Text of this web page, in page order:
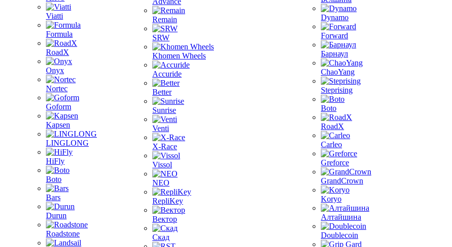
Viatti
Formula
RoadX
Onyx
Nortec
Goform
Kapsen
LINGLONG
HiFly
Boto
Bars
Durun
Roadstone
Remain
SRW
Khomen Wheels
Accuride
Better
Sunrise
Venti
X-Race
Vissol
NEO
RepliKey
Вектор
Скад
Dynamo
Forward
Барнаул
ChaoYang
Steprising
Boto
RoadX
Carleo
Greforce
GrandCrown
Koryo
Алтайшина
Doublecoin